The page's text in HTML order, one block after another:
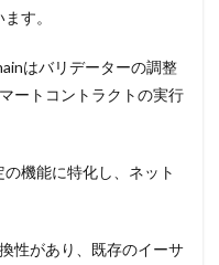
す。
はバリデーターの調整
ートコントラクトの実行
機能に特化し、ネット
性があり、既存のイーサ